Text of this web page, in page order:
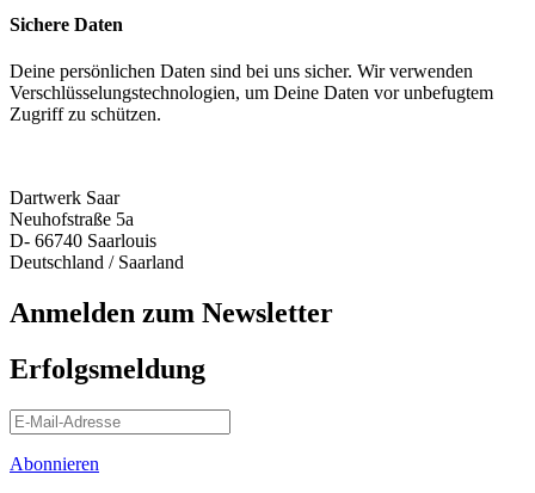
Sichere Daten
Deine persönlichen Daten sind bei uns sicher. Wir verwenden
Verschlüsselungstechnologien, um Deine Daten vor unbefugtem
Zugriff zu schützen.
Dartwerk Saar
Neuhofstraße 5a
D- 66740 Saarlouis
Deutschland / Saarland
Anmelden zum Newsletter
Erfolgsmeldung
Abonnieren